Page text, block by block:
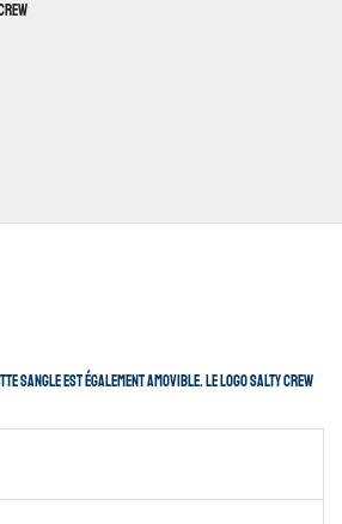
sangle est également amovible. Le logo Salty Crew